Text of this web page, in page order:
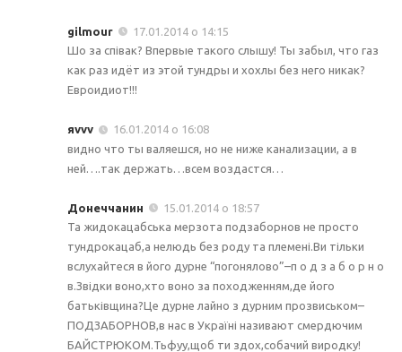
gilmour
17.01.2014 о 14:15
Шо за співак? Впервые такого слышу! Ты забыл, что газ
как раз идёт из этой тундры и хохлы без него никак?
Евроидиот!!!
яvvv
16.01.2014 о 16:08
видно что ты валяешся, но не ниже канализации, а в
ней….так держать…всем воздастся…
Донеччанин
15.01.2014 о 18:57
Та жидокацабська мерзота подзаборнов не просто
тундрокацаб,а нелюдь без роду та племені.Ви тільки
вслухайтеся в його дурне “погонялово”–п о д з а б о р н о
в.Звідки воно,хто воно за походженням,де його
батьківщина?Це дурне лайно з дурним прозвиськом–
ПОДЗАБОРНОВ,в нас в Україні називают смердючим
БАЙСТРЮКОМ.Тьфуу,щоб ти здох,собачий виродку!